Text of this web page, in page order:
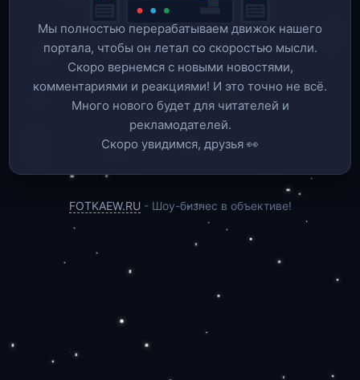
Мы полностью перерабатываем движок нашего
портала, чтобы он летал со скоростью мысли.
Скоро вернемся c новыми новостями,
комментариями и реакциями! И это точно не всё.
Много нового будет для читателей и
рекламодателей.
Скоро увидимся, друзья 👀
FOTKAEW.RU - Шоу-бизнес в объективе!